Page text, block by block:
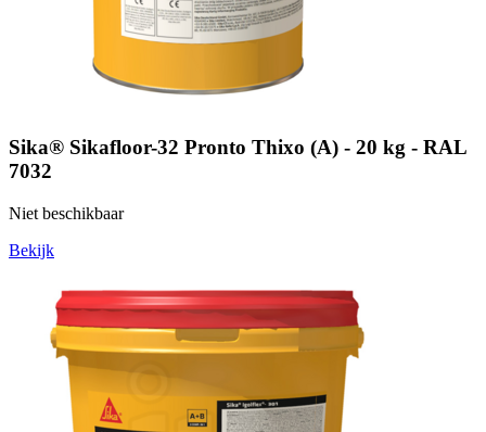
Sika® Sikafloor-32 Pronto Thixo (A) - 20 kg - RAL
7032
Niet beschikbaar
Bekijk